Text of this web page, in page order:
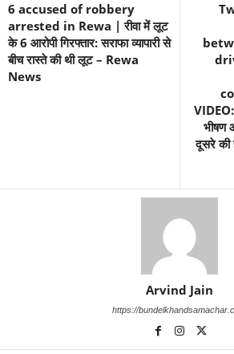
6 accused of robbery
arrested in Rewa | रीवा में लूट
के 6 आरोपी गिरफ्तार: सराफा व्यापारी से
बीच रास्ते की थी लूट – Rewa
News
भीषण
दूसरे
Arvind Jain
https://